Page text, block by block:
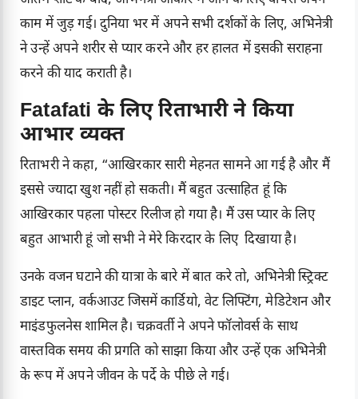
काम में जुड़ गई। दुनिया भर में अपने सभी दर्शकों के लिए, अभिनेत्री
ने उन्हें अपने शरीर से प्यार करने और हर हालत में इसकी सराहना
करने की याद कराती है।
Fatafati के लिए रिताभारी ने किया
आभार व्यक्त
रिताभरी ने कहा, “आखिरकार सारी मेहनत सामने आ गई है और मैं
इससे ज्यादा खुश नहीं हो सकती। मैं बहुत उत्साहित हूं कि
आखिरकार पहला पोस्टर रिलीज हो गया है। मैं उस प्यार के लिए
बहुत आभारी हूं जो सभी ने मेरे किरदार के लिए दिखाया है।
उनके वजन घटाने की यात्रा के बारे में बात करे तो, अभिनेत्री स्ट्रिक्ट
डाइट प्लान, वर्कआउट जिसमें कार्डियो, वेट लिफ्टिंग, मेडिटेशन और
माइंडफुलनेस शामिल है। चक्रवर्ती ने अपने फॉलोवर्स के साथ
वास्तविक समय की प्रगति को साझा किया और उन्हें एक अभिनेत्री
के रूप में अपने जीवन के पर्दे के पीछे ले गई।